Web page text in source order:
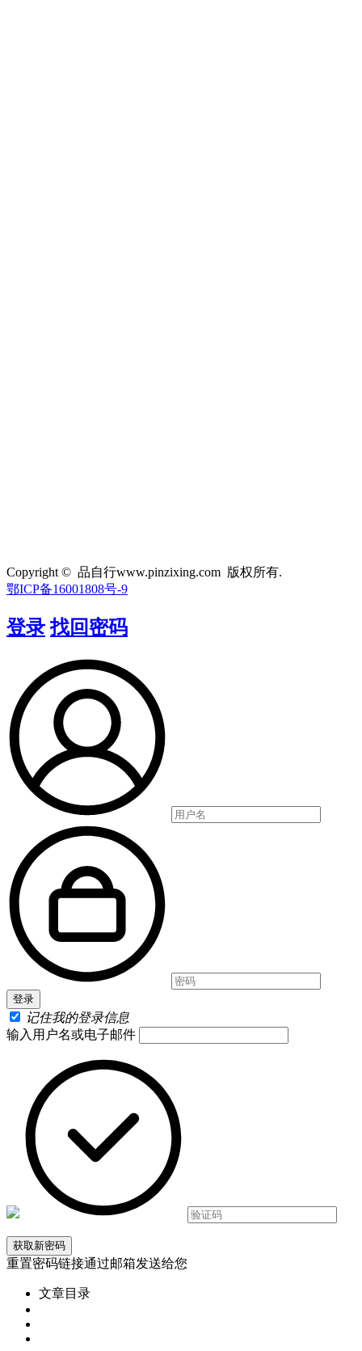
Copyright © 品自行www.pinzixing.com 版权所有.
鄂ICP备16001808号-9
登录 找回密码
记住我的登录信息
输入用户名或电子邮件
重置密码链接通过邮箱发送给您
文章目录